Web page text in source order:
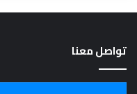
تواصل معنا